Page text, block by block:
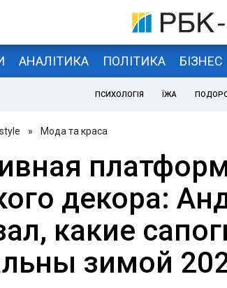
АНАЛІТИКА ПОЛІТИКА БІЗНЕС
ПСИХОЛОГІЯ ЇЖА
» Мода та краса
декора:
какие
зимой